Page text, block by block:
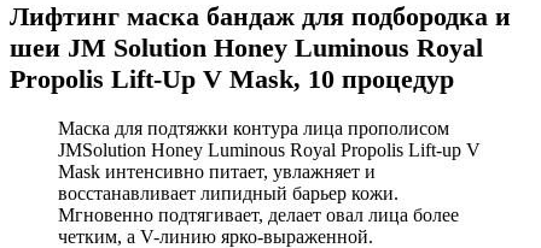
Лифтинг маска бандаж для подбородка и
шеи JM Solution Honey Luminous Royal
Propolis Lift-Up V Mask, 10 процедур
Маска для подтяжки контура лица прополисом
JMSolution Honey Luminous Royal Propolis Lift-up V
Mask интенсивно питает, увлажняет и
восстанавливает липидный барьер кожи.
Мгновенно подтягивает, делает овал лица более
четким, а V-линию ярко-выраженной.